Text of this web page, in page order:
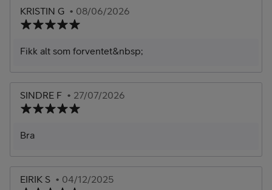
KRISTIN G • 08/06/2026
Fikk alt som forventet&nbsp;
SINDRE F • 27/07/2026
Bra
EIRIK S • 04/12/2025